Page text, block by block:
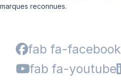
marques reconnues.
fab fa-facebook
fab fa-youtube